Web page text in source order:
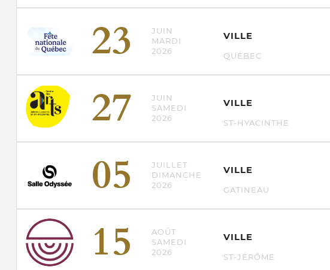
23
JUIN
MARDI
2026
VILLE
QUÉBEC
27
JUIN
SAMEDI
2026
VILLE
ST-HYACINTHE
05
JUILLET
DIMANCHE
2026
VILLE
GATINEAU
15
AOÛT
SAMEDI
2026
VILLE
ST-JÉRÔME